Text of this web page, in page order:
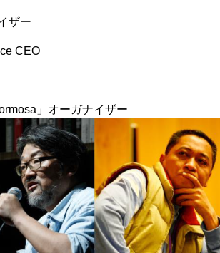
ザー
CEO
」オーガナイザー